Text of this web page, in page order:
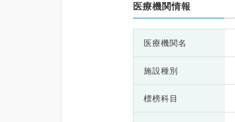
医療機関情報
医療機関名
施設種別
標榜科目